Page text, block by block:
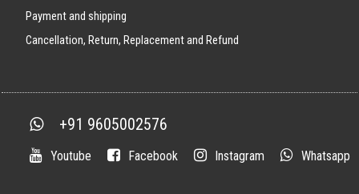
Payment and shipping
Cancellation, Return, Replacement and Refund
+91 9605002576
Youtube Facebook Instagram Whatsapp